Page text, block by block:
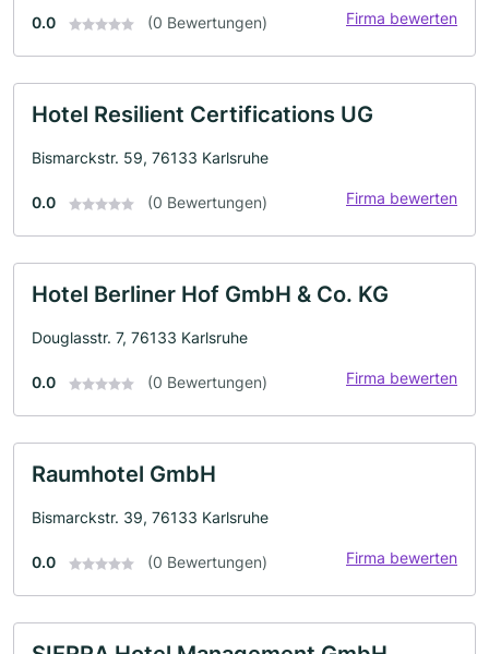
0.0 (0 Bewertungen) Firma bewerten
Hotel Resilient Certifications UG
Bismarckstr. 59, 76133 Karlsruhe
0.0 (0 Bewertungen) Firma bewerten
Hotel Berliner Hof GmbH & Co. KG
Douglasstr. 7, 76133 Karlsruhe
0.0 (0 Bewertungen) Firma bewerten
Raumhotel GmbH
Bismarckstr. 39, 76133 Karlsruhe
0.0 (0 Bewertungen) Firma bewerten